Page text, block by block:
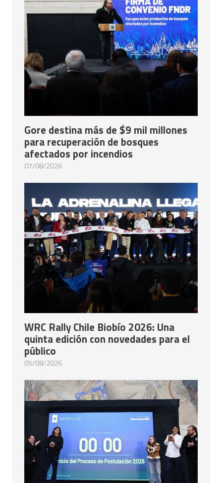
Gore destina más de $9 mil millones
para recuperación de bosques
afectados por incendios
07/08/2026
WRC Rally Chile Biobío 2026: Una
quinta edición con novedades para el
público
05/08/2026